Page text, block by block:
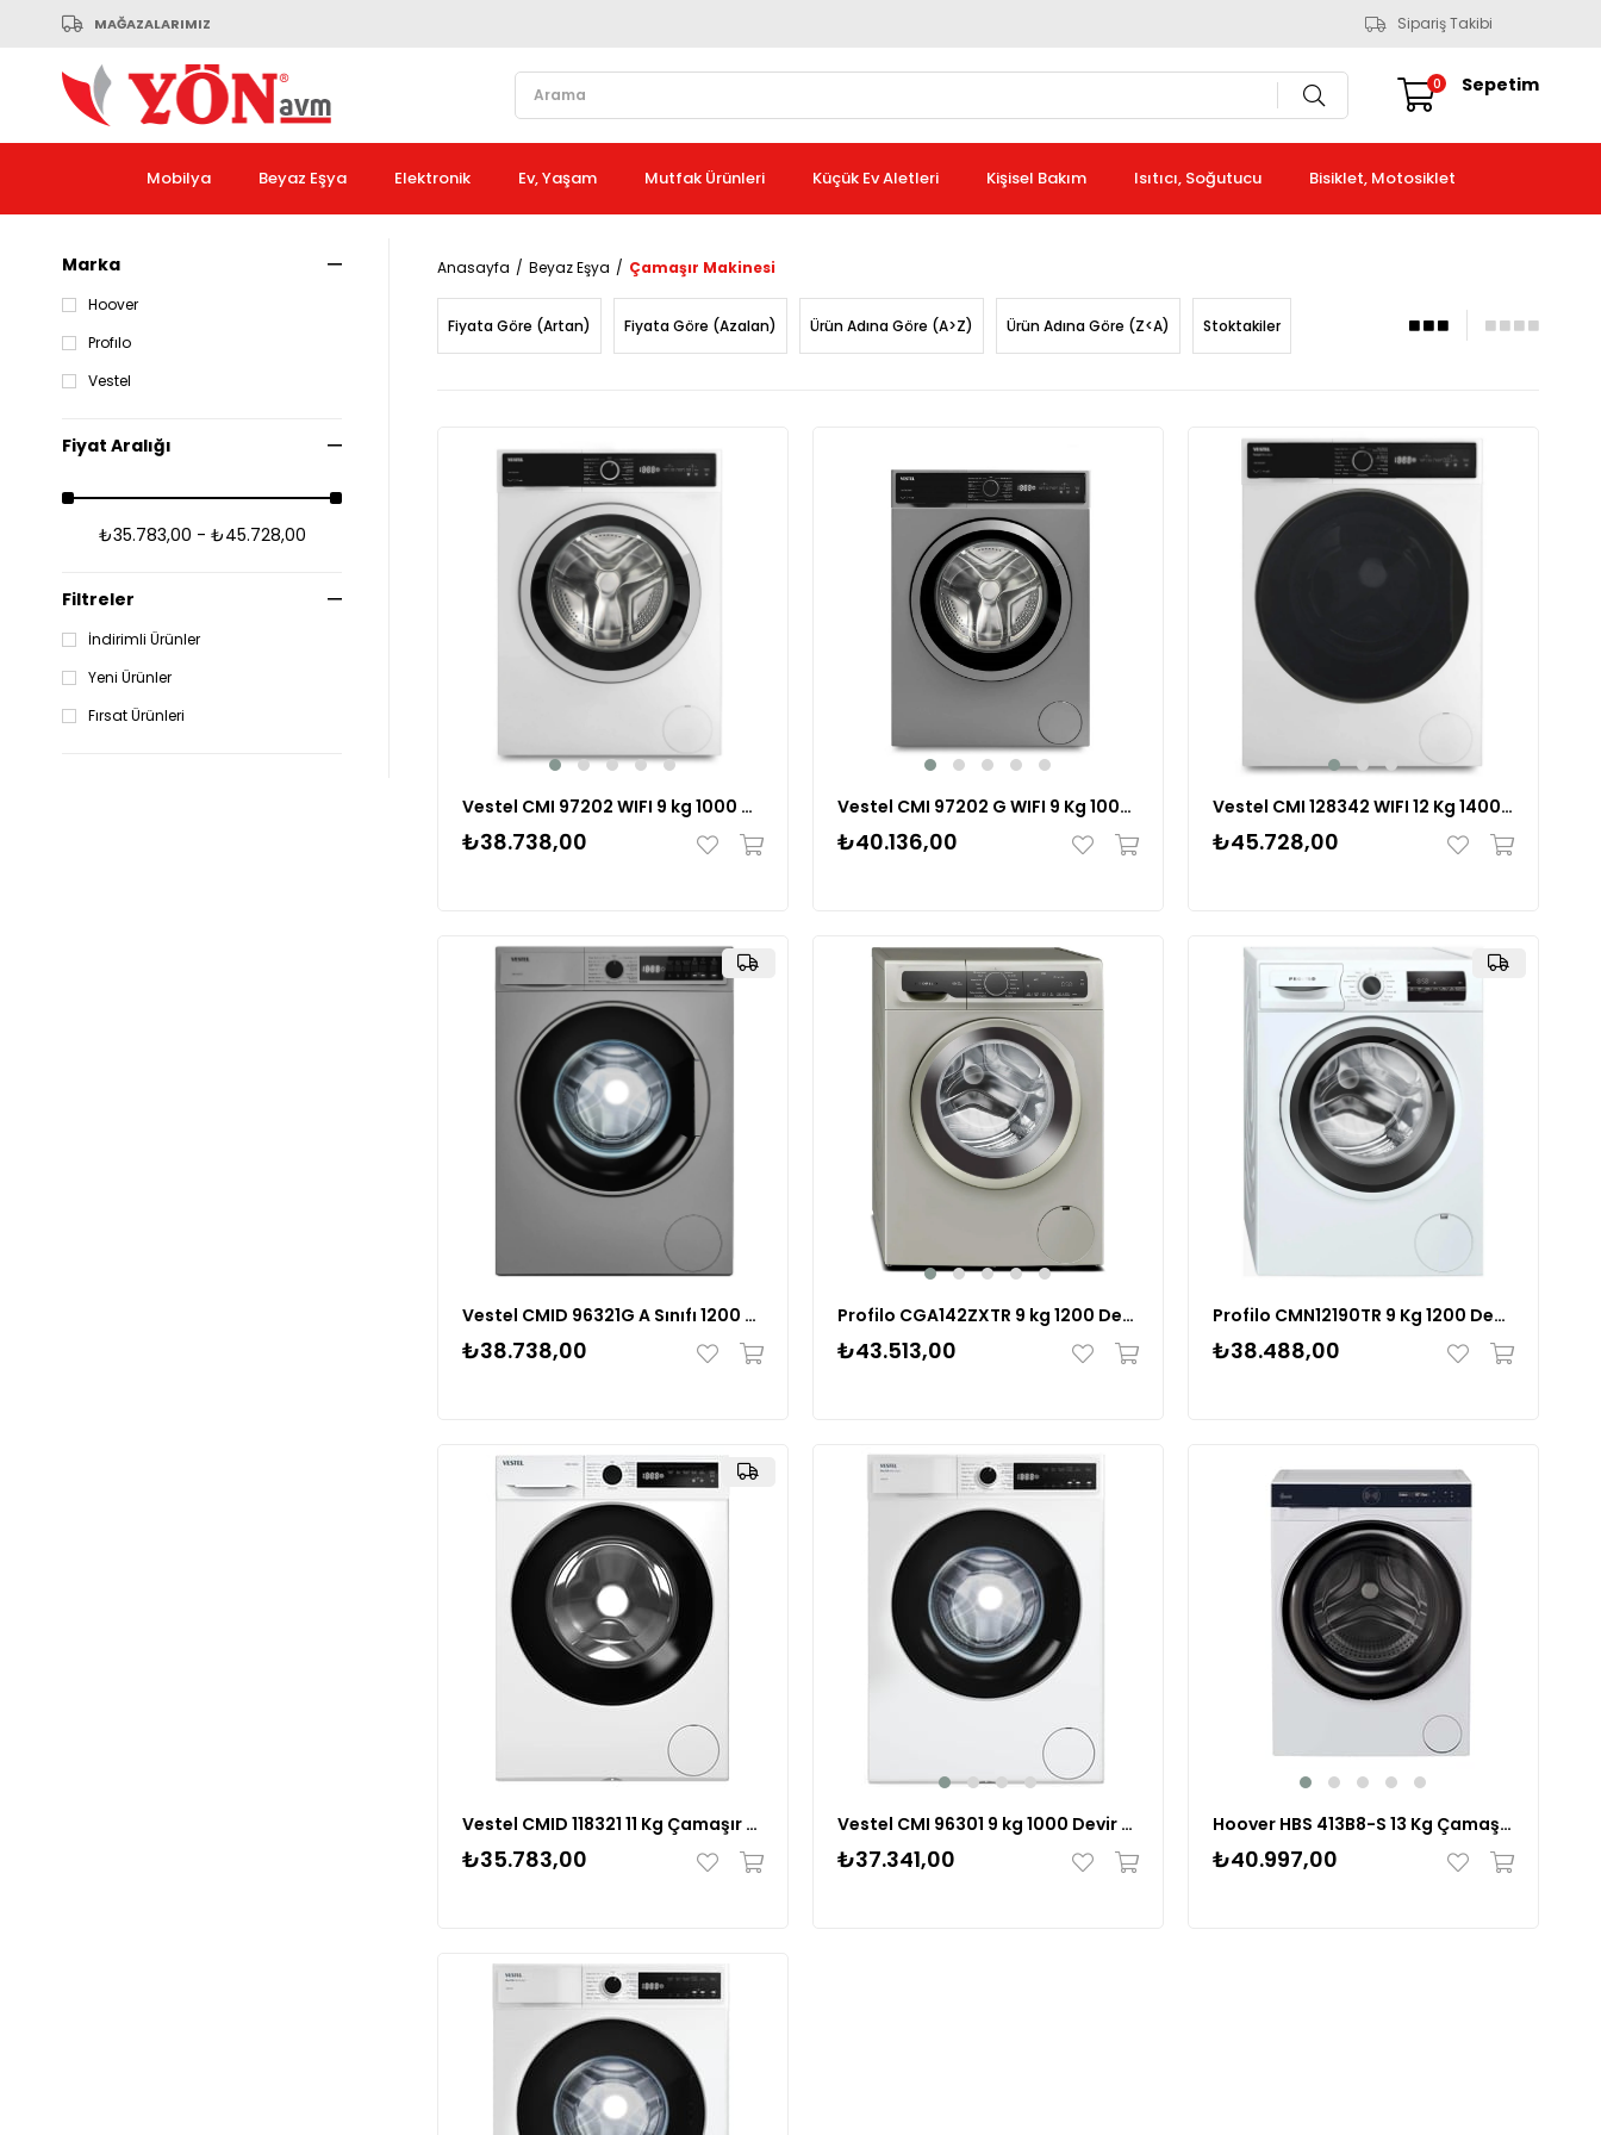
MAĞAZALARIMIZ Sipariş Takibi
Sepetim
0
Mobilya Beyaz Eşya Elektronik Ev, Yaşam Mutfak Ürünleri Küçük Ev Aletleri Kişisel Bakım Isıtıcı, Soğutucu Bisiklet, Motosiklet
Marka
Hoover
Profılo
Vestel
Fiyat Aralığı
₺35.783,00 - ₺45.728,00
Filtreler
İndirimli Ürünler
Yeni Ürünler
Fırsat Ürünleri
Anasayfa Beyaz Eşya Çamaşır Makinesi
Fiyata Göre (Artan) Fiyata Göre (Azalan) Ürün Adına Göre (A>Z) Ürün Adına Göre (Z<A) Stoktakiler
Vestel CMI 97202 WIFI 9 kg 1000 Devir Çamaşır Makinesi
₺38.738,00
Vestel CMI 97202 G WIFI 9 Kg 1000 Devir Çamaşır Makinesi 20264681
₺40.136,00
Vestel CMI 128342 WIFI 12 Kg 1400 Devir Çamaşır Makinesi
₺45.728,00
Vestel CMID 96321G A Sınıfı 1200 Devir 9Kg Gri Çamaşır Makinesi
₺38.738,00
Profilo CGA142ZXTR 9 kg 1200 Devir Çamaşır Makinesi
₺43.513,00
Profilo CMN12190TR 9 Kg 1200 Devir Çamaşır Makinesi
₺38.488,00
Vestel CMID 118321 11 Kg Çamaşır Makinesi 20269374
₺35.783,00
Vestel CMI 96301 9 kg 1000 Devir Çamaşır Makinesi 20265391
₺37.341,00
Hoover HBS 413B8-S 13 Kg Çamaşır Makinesi
₺40.997,00